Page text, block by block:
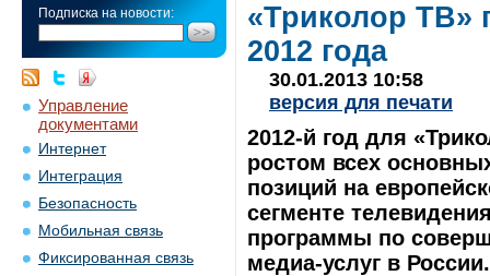
Подписка на новости:
Управление
документами
Интернет
Интеграция
Безопасность
Мобильная связь
Фиксированная связь
«Триколор ТВ»
2012 года
30.01.2013 10:58
версия для печати
2012-й год для
ростом всех
позиций на
сегменте
программы по
медиа-услуг в России.